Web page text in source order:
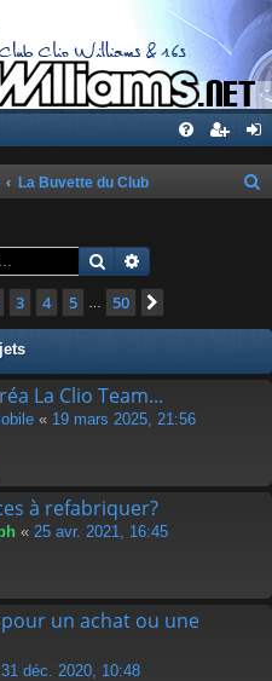
La Buvette du Club
c
Rechercher
50
3 4 5 50
La Clio Team...
« 19 mars 2025, 21:56
à refabriquer?
« 25 avr. 2021, 16:45
un achat ou une
31 déc. 2020, 10:48